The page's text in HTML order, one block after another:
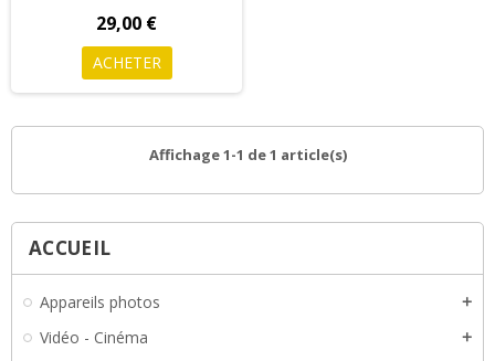
ACCUEIL
Appareils photos add
Vidéo - Cinéma add
29,00 €
ACHETER
Affichage 1-1 de 1 article(s)